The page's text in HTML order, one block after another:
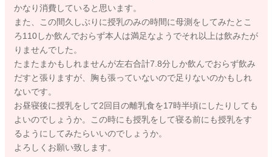
いかがでしょうか？
良かったら参考になさってみてください。
どうぞよろしくお願いします。
かなり消費していると思います。
また、この間久しぶりに授乳のみの時間に母測をしてみたとこ
ろ110しか飲んでおらず本人は満足なようでそれ以上は飲みたが
りませんでした。
たまたまかもしれませんが左右合計7.8分しか飲んでおらず飲み
だすと張りますが、胸も張っていないので足りないのかもしれ
ないです。
お昼寝後に授乳をして2回目の離乳食を17時半頃にしたりしても
よいのでしょうか。この時にも授乳をして寝る前にも授乳をす
るようにしてみたらいいのでしょうか。
よろしくお願い致します。